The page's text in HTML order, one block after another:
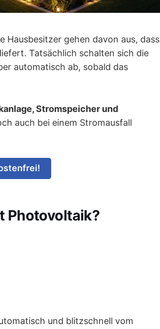
Hausbesitzer gehen davon aus, dass
Tatsächlich schalten sich die
automatisch ab, sobald das
Stromspeicher und
auch bei einem Stromausfall
Photovoltaik?
und blitzschnell vom